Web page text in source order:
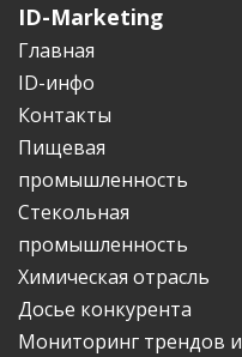
ID-Marketing
Главная
ID-инфо
Контакты
Пищевая
промышленность
Стекольная
промышленность
Химическая отрасль
Досье конкурента
Мониторинг трендов и